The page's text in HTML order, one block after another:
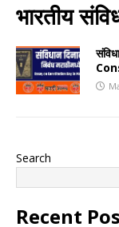
भारतीय
Search
Recent